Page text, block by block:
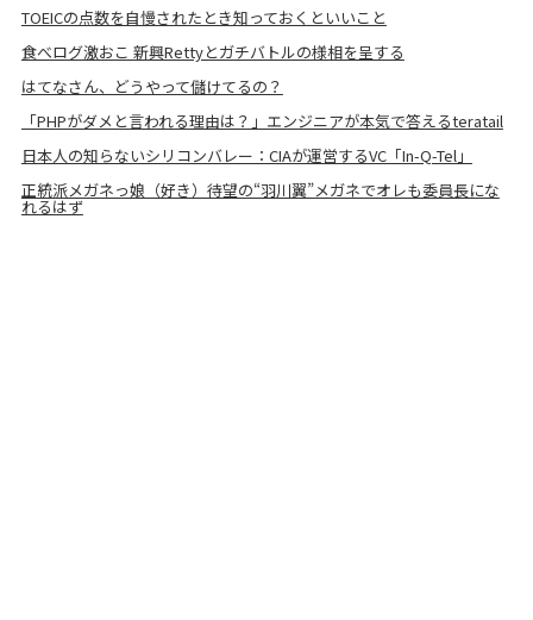
TOEICの点数を自慢されたとき知っておくといいこと
食べログ激おこ 新興Rettyとガチバトルの様相を呈する
はてなさん、どうやって儲けてるの？
「PHPがダメと言われる理由は？」エンジニアが本気で答えるteratail
日本人の知らないシリコンバレー：CIAが運営するVC「In-Q-Tel」
正統派メガネっ娘（好き）待望の“羽川翼”メガネでオレも委員長にな
れるはず